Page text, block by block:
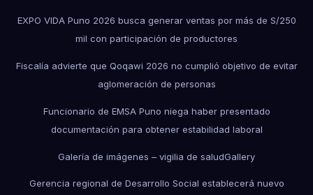
EXPO VIDA Puno 2026 busca generar ventas por más de S/250
mil con participación de productores
Fiscalía advierte que Qoqawi 2026 no cumplió objetivo de evitar
aglomeración de personas
Funcionario de EMSA Puno niega haber presentado
documentación para obtener estabilidad laboral
Galería de imágenes – vigilia de saludGallery
Gerencia regional de Desarrollo Social establecerá nuevo